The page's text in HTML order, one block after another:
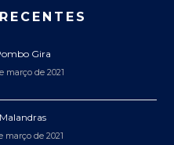
Gira
março de 2021
Malandras
março de 2021